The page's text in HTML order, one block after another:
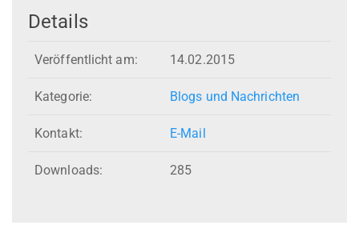
Details
Veröffentlicht am: 14.02.2015
Kategorie: Blogs und Nachrichten
Kontakt: E-Mail
Downloads: 285